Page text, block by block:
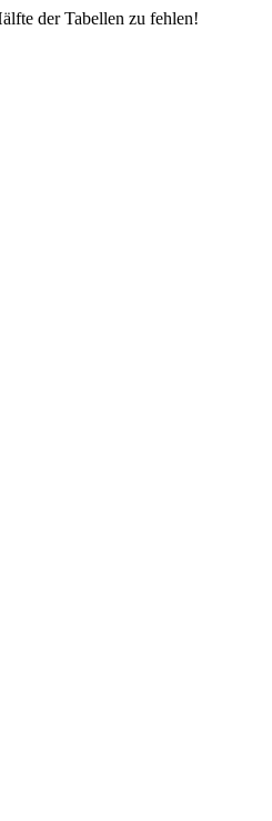
der Tabellen zu fehlen!